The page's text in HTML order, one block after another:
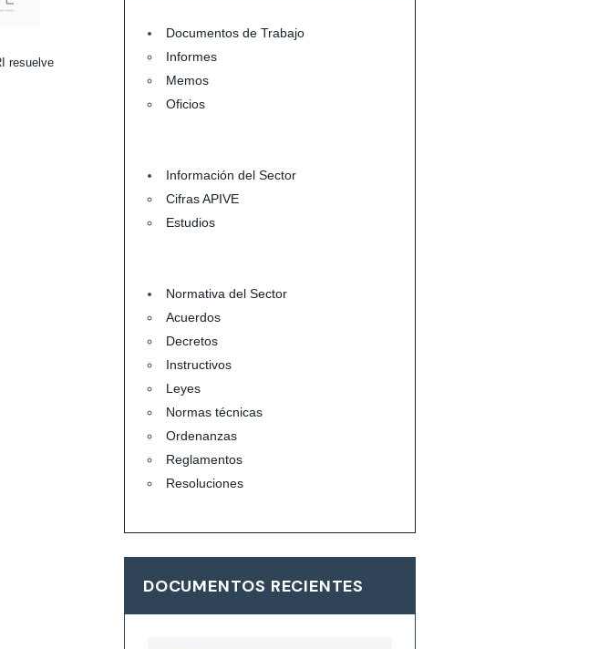
resuelve
Documentos de Trabajo
Informes
Memos
Oficios
Información del Sector
Cifras APIVE
Estudios
Normativa del Sector
Acuerdos
Decretos
Instructivos
Leyes
Normas técnicas
Ordenanzas
Reglamentos
Resoluciones
DOCUMENTOS RECIENTES